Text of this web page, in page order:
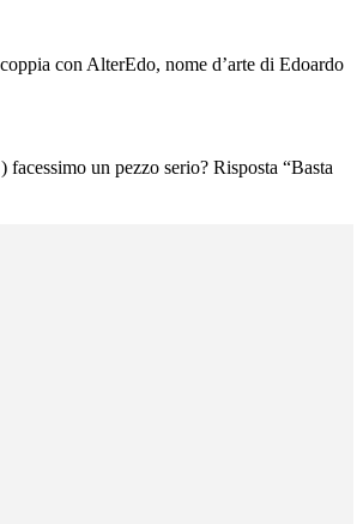
con AlterEdo, nome d’arte di Edoardo
un pezzo serio? Risposta “Basta